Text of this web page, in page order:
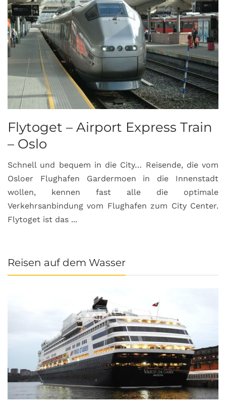
Flytoget – Airport Express Train
– Oslo
Schnell und bequem in die City… Reisende, die vom
Osloer Flughafen Gardermoen in die Innenstadt
wollen, kennen fast alle die optimale
Verkehrsanbindung vom Flughafen zum City Center.
Flytoget ist das ...
Reisen auf dem Wasser